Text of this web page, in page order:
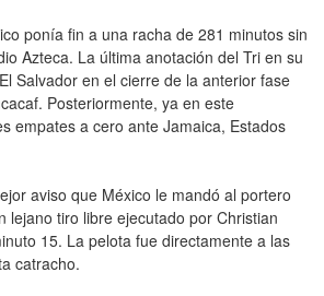
ponía fin a una racha de 281 minutos sin
Azteca. La última anotación del Tri en su
Salvador en el cierre de la anterior fase
Posteriormente, ya en este
empates a cero ante Jamaica, Estados
aviso que México le mandó al portero
lejano tiro libre ejecutado por Christian
15. La pelota fue directamente a las
catracho.